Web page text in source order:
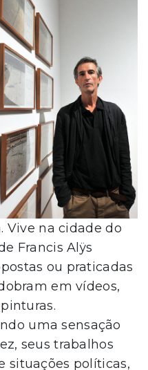
Vive na cidade do
Francis Alÿs
ou praticadas
em vídeos,
uma sensação
seus trabalhos
situações políticas,